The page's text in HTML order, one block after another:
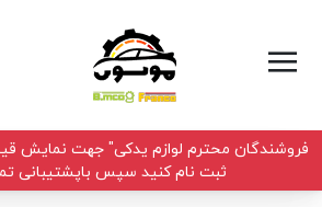
فروشندگان محترم لوازم یدکی" جهت نمایش
ثبت نام کنید سپس باپشتیبانی